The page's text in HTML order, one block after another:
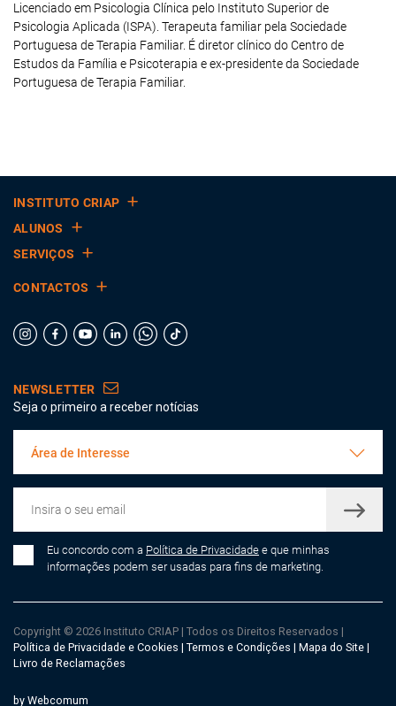
Licenciado em Psicologia Clínica pelo Instituto Superior de
Psicologia Aplicada (ISPA). Terapeuta familiar pela Sociedade
Portuguesa de Terapia Familiar. É diretor clínico do Centro de
Estudos da Família e Psicoterapia e ex-presidente da Sociedade
Portuguesa de Terapia Familiar.
INSTITUTO CRIAP
ALUNOS
SERVIÇOS
CONTACTOS
NEWSLETTER
Seja o primeiro a receber notícias
Área de Interesse
Eu concordo com a Política de Privacidade e que minhas
informações podem ser usadas para fins de marketing.
Copyright © 2026 Instituto CRIAP | Todos os Direitos Reservados |
Política de Privacidade e Cookies | Termos e Condições | Mapa do Site |
Livro de Reclamações
by Webcomum